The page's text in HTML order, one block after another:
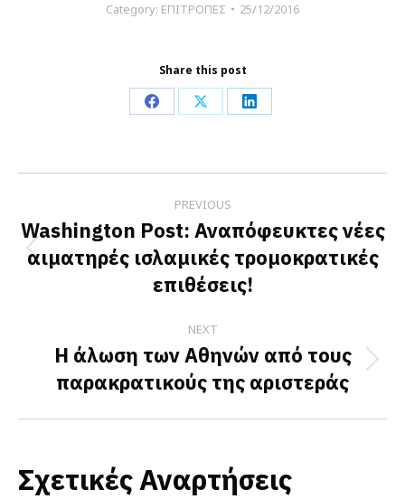
Category: ΕΠΙΤΡΟΠΕΣ 25/12/2016
Share this post
Share
Facebook
Share
X
Share
LinkedIn
navigation
PREVIOUS
Previous
post:
Washington Post: Αναπόφευκτες νέες
αιματηρές ισλαμικές τρομοκρατικές
επιθέσεις!
NEXT
Next
post:
Η άλωση των Αθηνών από τους
παρακρατικούς της αριστεράς
Σχετικές Αναρτήσεις